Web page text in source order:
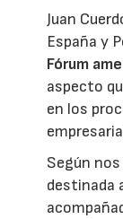
Juan
España y
Fórum
aspecto
en los
Según
destinada